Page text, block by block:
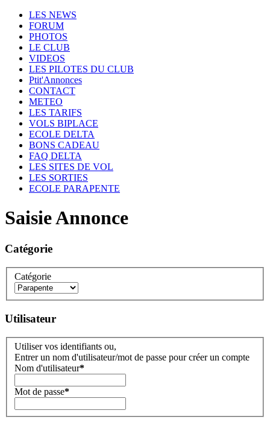
LES NEWS
FORUM
PHOTOS
LE CLUB
VIDEOS
LES PILOTES DU CLUB
Ptit'Annonces
CONTACT
METEO
LES TARIFS
VOLS BIPLACE
ECOLE DELTA
BONS CADEAU
FAQ DELTA
LES SITES DE VOL
LES SORTIES
ECOLE PARAPENTE
Saisie Annonce
Catégorie
Catégorie
Utilisateur
Utiliser vos identifiants ou,
Entrer un nom d'utilisateur/mot de passe pour créer un compte
Nom d'utilisateur*
Mot de passe*